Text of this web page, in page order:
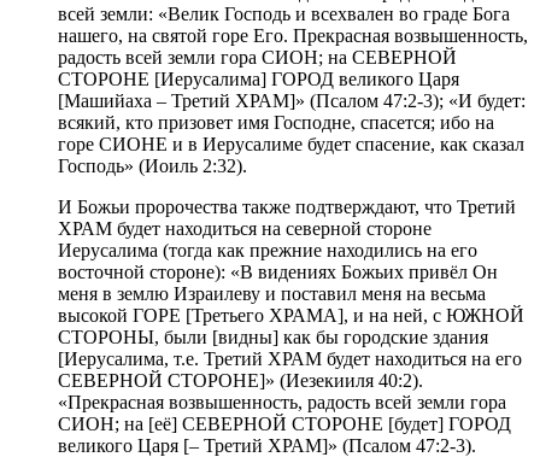
всей земли: «Велик Господь и всехвален во граде Бога
нашего, на святой горе Его. Прекрасная возвышенность,
радость всей земли гора СИОН; на СЕВЕРНОЙ
СТОРОНЕ [Иерусалима] ГОРОД великого Царя
[Машийаха – Третий ХРАМ]» (Псалом 47:2-3); «И будет:
всякий, кто призовет имя Господне, спасется; ибо на
горе СИОНЕ и в Иерусалиме будет спасение, как сказал
Господь» (Иоиль 2:32).
И Божьи пророчества также подтверждают, что Третий
ХРАМ будет находиться на северной стороне
Иерусалима (тогда как прежние находились на его
восточной стороне): «В видениях Божьих привёл Он
меня в землю Израилеву и поставил меня на весьма
высокой ГОРЕ [Третьего ХРАМА], и на ней, с ЮЖНОЙ
СТОРОНЫ, были [видны] как бы городские здания
[Иерусалима, т.е. Третий ХРАМ будет находиться на его
СЕВЕРНОЙ СТОРОНЕ]» (Иезекииля 40:2).
«Прекрасная возвышенность, радость всей земли гора
СИОН; на [её] СЕВЕРНОЙ СТОРОНЕ [будет] ГОРОД
великого Царя [– Третий ХРАМ]» (Псалом 47:2-3).